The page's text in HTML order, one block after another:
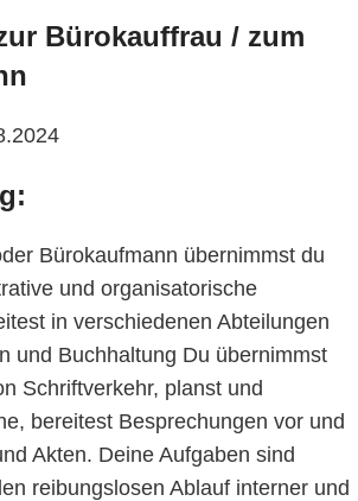
Bürokauffrau / zum
Bürokaufmann übernimmst du
und organisatorische
in verschiedenen Abteilungen
und Buchhaltung Du übernimmst
Schriftverkehr, planst und
bereitest Besprechungen vor und
Akten. Deine Aufgaben sind
reibungslosen Ablauf interner und